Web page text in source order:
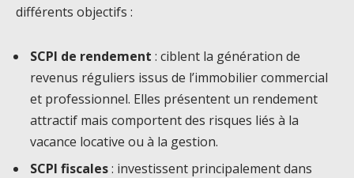
différents objectifs :
SCPI de rendement : ciblent la génération de
revenus réguliers issus de l’immobilier commercial
et professionnel. Elles présentent un rendement
attractif mais comportent des risques liés à la
vacance locative ou à la gestion.
SCPI fiscales: investissent principalement dans